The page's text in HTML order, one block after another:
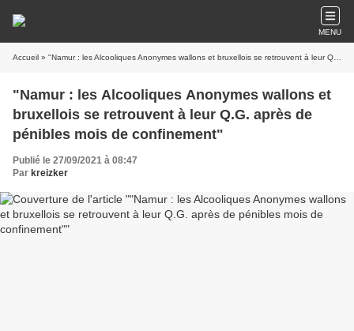
MENU
Accueil » "Namur : les Alcooliques Anonymes wallons et bruxellois se retrouvent à leur Q.G. après de pénibles mois de confinement"
"Namur : les Alcooliques Anonymes wallons et
bruxellois se retrouvent à leur Q.G. après de
pénibles mois de confinement"
Publié le 27/09/2021 à 08:47
Par kreizker